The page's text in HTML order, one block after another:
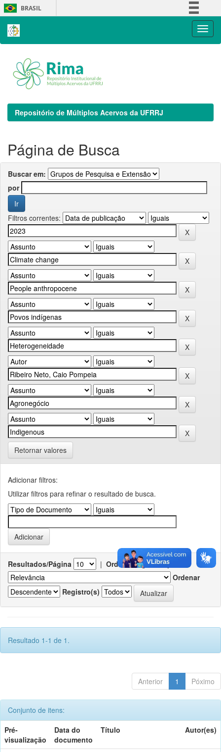
Skip
navigation
BRASIL
Repositório de Múltiplos Acervos da UFRRJ
Página de Busca
Buscar em:
por
Filtros correntes:
Retornar valores
Adicionar filtros:
Utilizar filtros para refinar o resultado de busca.
Resultados/Página | Ordenar registros por
Ordenar
Registro(s)
Resultado 1-1 de 1.
Anterior 1 Póximo
Conjunto de itens:
Pré-
visualização
Data do
documento
Título Autor(es)